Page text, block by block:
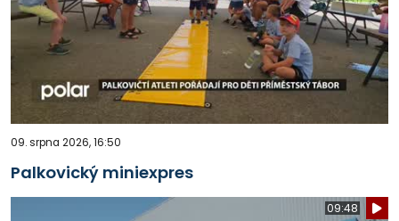
09. srpna 2026, 16:50
Palkovický miniexpres
09:48